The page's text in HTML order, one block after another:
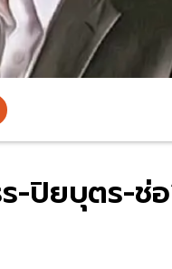
-ปิยบุตร-ช่